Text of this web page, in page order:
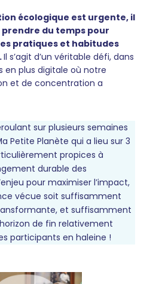
écologique est urgente, il
du temps pour
pratiques et habitudes
Il s’agit d’un véritable défi, dans
en plus digitale où notre
et de concentration a
sur plusieurs semaines
Petite Planète qui a lieu sur 3
propices à
durable des
pour maximiser l’impact,
vécue soit suffisamment
et suffisamment
de fin relativement
participants en haleine !